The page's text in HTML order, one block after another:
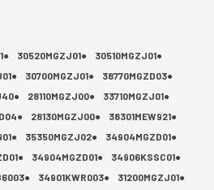
30520MGZJ01●
30510MGZJ01●
30700MGZJ01●
38770MGZD03●
28110MGZJ00●
33710MGZJ01●
28130MGZJ00●
38301MEW921●
35350MGZJ02●
34904MGZD01●
34904MGZD01●
34906KSSC01●
34901KWR003●
31200MGZJ01●